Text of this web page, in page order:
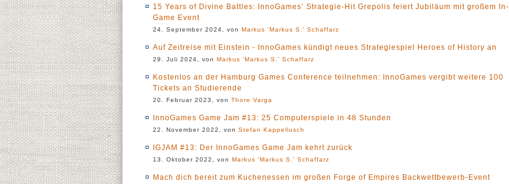
15 Years of Divine Battles: InnoGames’ Strategie-Hit Grepolis feiert Jubiläum mit großem In-
Game Event
24. September 2024, von Markus 'Markus S.' Schaffarz
Auf Zeitreise mit Einstein - InnoGames kündigt neues Strategiespiel Heroes of History an
29. Juli 2024, von Markus 'Markus S.' Schaffarz
Kostenlos an der Hamburg Games Conference teilnehmen: InnoGames vergibt weitere 100
Tickets an Studierende
20. Februar 2023, von Thore Varga
InnoGames Game Jam #13: 25 Computerspiele in 48 Stunden
22. November 2022, von Stefan Kappellusch
IGJAM #13: Der InnoGames Game Jam kehrt zurück
13. Oktober 2022, von Markus 'Markus S.' Schaffarz
Mach dich bereit zum Kuchenessen im großen Forge of Empires Backwettbewerb-Event